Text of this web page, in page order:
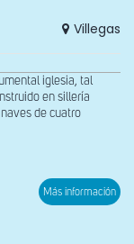
Villegas
iglesia, tal
en sillería
de cuatro
Más información